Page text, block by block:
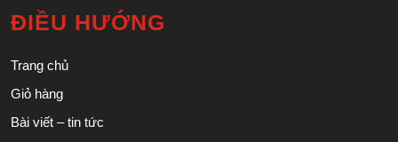
ĐIỀU HƯỚNG
Trang chủ
Giỏ hàng
Bài viết – tin tức